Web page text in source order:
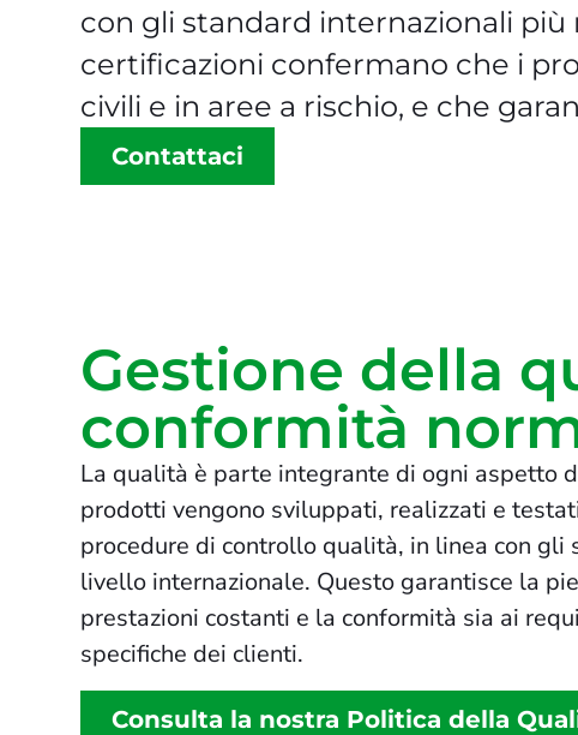
con gli standard internazionali più
certificazioni confermano che i
civili e in aree a rischio, e che
Contattaci
Gestione della
conformità
La qualità è parte integrante di ogni aspetto
prodotti vengono sviluppati, realizzati e
procedure di controllo qualità, in linea con gli
livello internazionale. Questo garantisce la
prestazioni costanti e la conformità sia ai
specifiche dei clienti.
Consulta la nostra Politica della